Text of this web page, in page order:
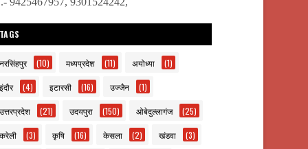
(10) मध्यप्रदेश (11) अयोध्या (1)
(4) इटारसी (16) उज्जैन (1)
(21) उदयपुरा (150) ओबेदुल्लागंज (25)
(3) कृषि (16) केसला (2) खंडवा (3)